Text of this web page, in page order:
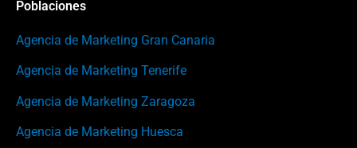
Poblaciones
Agencia de Marketing Gran Canaria
Agencia de Marketing Tenerife
Agencia de Marketing Zaragoza
Agencia de Marketing Huesca